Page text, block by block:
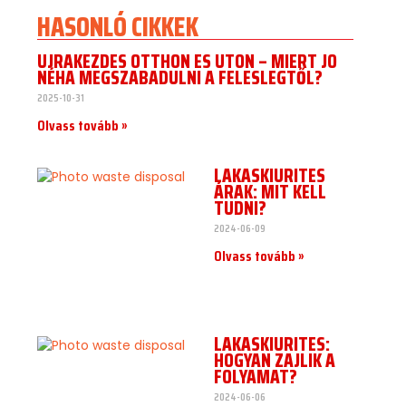
HASONLÓ CIKKEK
ÚJRAKEZDÉS OTTHON ÉS ÚTON – MIÉRT JÓ
NÉHA MEGSZABADULNI A FELESLEGTŐL?
2025-10-31
Olvass tovább »
LAKÁSKIÜRÍTÉS
ÁRAK: MIT KELL
TUDNI?
2024-06-09
Olvass tovább »
LAKÁSKIÜRÍTÉS:
HOGYAN ZAJLIK A
FOLYAMAT?
2024-06-06